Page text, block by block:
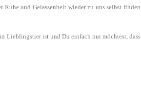
und Gelassenheit wieder zu uns selbst finden
Lieblingstier ist und Du einfach nur möchtest, dass